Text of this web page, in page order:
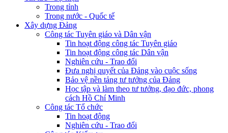
Trong tỉnh
Trong nước - Quốc tế
Xây dựng Đảng
Công tác Tuyên giáo và Dân vận
Tin hoạt động công tác Tuyên giáo
Tin hoạt động công tác Dân vận
Nghiên cứu - Trao đổi
Đưa nghị quyết của Đảng vào cuộc sống
Bảo vệ nền tảng tư tưởng của Đảng
Học tập và làm theo tư tưởng, đạo đức, phong
cách Hồ Chí Minh
Công tác Tổ chức
Tin hoạt động
Nghiên cứu - Trao đổi